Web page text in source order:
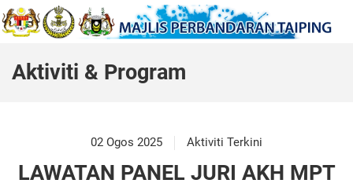
Aktiviti & Program
02 Ogos 2025 Aktiviti Terkini
LAWATAN PANEL JURI AKH MPT